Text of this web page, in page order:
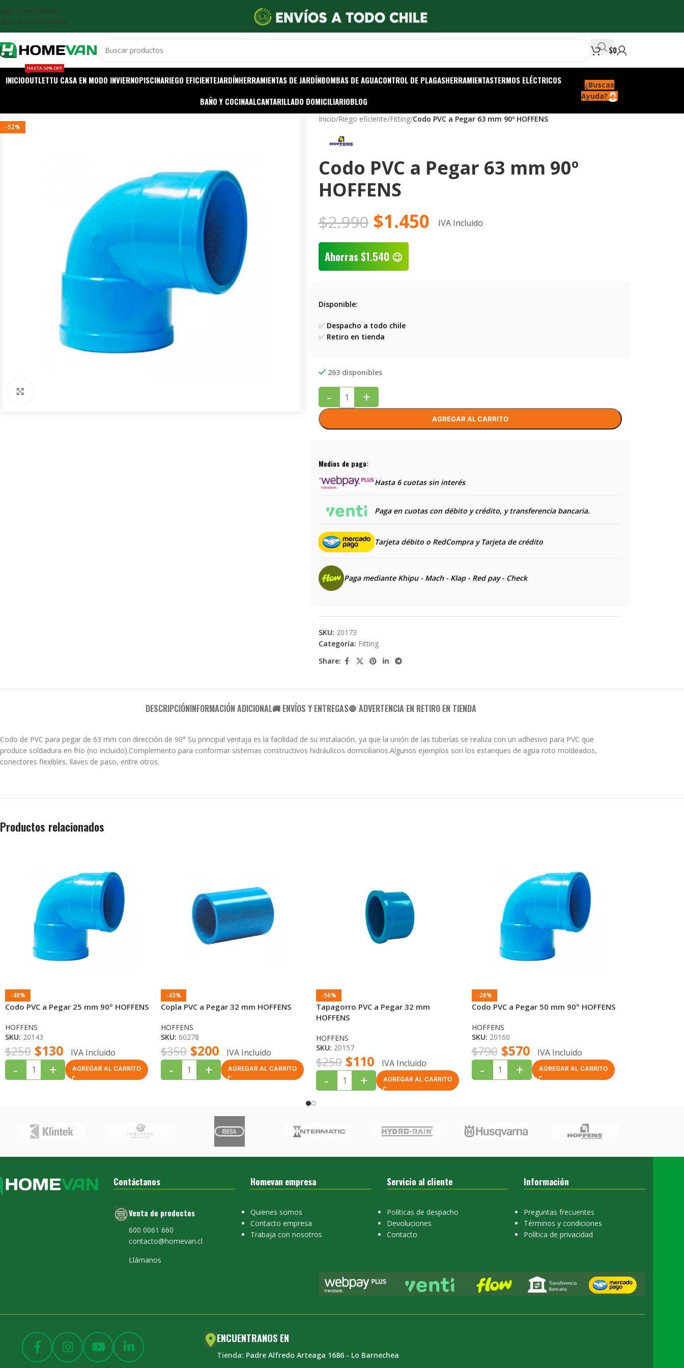
Skip to navigation
Skip to main content
$0
INICIOOUTLET
HASTA 50% OFF
TU CASA EN MODO INVIERNOPISCINARIEGO EFICIENTEJARDÍNHERRAMIENTAS DE JARDÍNBOMBAS DE AGUACONTROL DE PLAGASHERRAMIENTASTERMOS ELÉCTRICOS
BAÑO Y COCINAALCANTARILLADO DOMICILIARIOBLOG
¿Buscas
Ayuda?
-52%
Inicio/Riego eficiente/Fitting/Codo PVC a Pegar 63 mm 90º HOFFENS
Codo PVC a Pegar 63 mm 90º
HOFFENS
$2.990 $1.450 IVA Incluido
Ahorras $1.540 😉
Disponible:
✅ Despacho a todo chile
✅ Retiro en tienda
263 disponibles
- +
AGREGAR AL CARRITO
Medios de pago:
Hasta 6 cuotas sin interés
Paga en cuotas con débito y crédito, y transferencia bancaria.
Tarjeta débito o RedCompra y Tarjeta de crédito
Paga mediante Khipu - Mach - Klap - Red pay - Check
SKU: 20173
Categoría: Fitting
Share:
DESCRIPCIÓNINFORMACIÓN ADICIONAL🚚 ENVÍOS Y ENTREGAS🛑 ADVERTENCIA EN RETIRO EN TIENDA
Codo de PVC para pegar de 63 mm con dirección de 90° Su principal ventaja es la facilidad de su instalación, ya que la unión de las tuberías se realiza con un adhesivo para PVC que
produce soldadura en frío (no incluido).Complemento para conformar sistemas constructivos hidráulicos domiciliarios.Algunos ejemplos son los estanques de agua roto moldeados,
conectores flexibles, llaves de paso, entre otros.
Productos relacionados
-48%
Codo PVC a Pegar 25 mm 90º HOFFENS
HOFFENS
SKU: 20143
$250 $130 IVA Incluido
- + AGREGAR AL CARRITO
-43%
Copla PVC a Pegar 32 mm HOFFENS
HOFFENS
SKU: 60278
$350 $200 IVA Incluido
- + AGREGAR AL CARRITO
-56%
Tapagorro PVC a Pegar 32 mm
HOFFENS
HOFFENS
SKU: 20157
$250 $110 IVA Incluido
- + AGREGAR AL CARRITO
-28%
Codo PVC a Pegar 50 mm 90º HOFFENS
HOFFENS
SKU: 20160
$790 $570 IVA Incluido
- + AGREGAR AL CARRITO
Contáctanos
Venta de productos
600 0061 660
contacto@homevan.cl
Llámanos
Homevan empresa
Quienes somos
Contacto empresa
Trabaja con nosotros
Servicio al cliente
Políticas de despacho
Devoluciones
Contacto
Información
Preguntas frecuentes
Términos y condiciones
Política de privacidad
ENCUENTRANOS EN
Tienda: Padre Alfredo Arteaga 1686 - Lo Barnechea